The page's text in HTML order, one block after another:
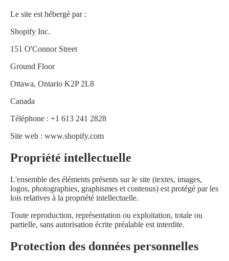
Le site est hébergé par :
Shopify Inc.
151 O'Connor Street
Ground Floor
Ottawa, Ontario K2P 2L8
Canada
Téléphone : +1 613 241 2828
Site web : www.shopify.com
Propriété intellectuelle
L'ensemble des éléments présents sur le site (textes, images,
logos, photographies, graphismes et contenus) est protégé par les
lois relatives à la propriété intellectuelle.
Toute reproduction, représentation ou exploitation, totale ou
partielle, sans autorisation écrite préalable est interdite.
Protection des données personnelles